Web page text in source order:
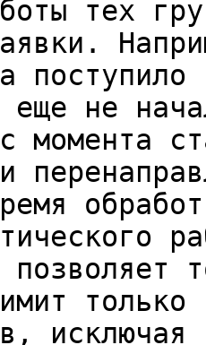
тех
еще не
момента
только